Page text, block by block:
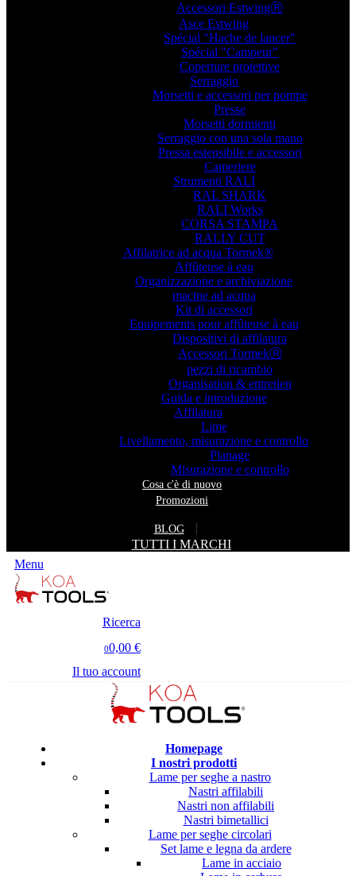
Accessori EstwingⓇ
Asce Estwing
Spécial "Hache de lancer"
Spécial "Campeur"
Coperture protettive
Serraggio
Morsetti e accessori per pompe
Presse
Morsetti dormienti
Serraggio con una sola mano
Pressa estensibile e accessori
Cameriere
Strumenti RALI
RAL SHARK
RALI Works
CORSA STAMPA
RALLY CUT
Affilatrice ad acqua Tormek®
Affûteuse à eau
Organizzazione e archiviazione
macine ad acqua
Kit di accessori
Equipements pour affûteuse à eau
Dispositivi di affilatura
Accessori TormekⓇ
pezzi di ricambio
Organisation & entretien
Guida e introduzione
Affilatura
Lime
Livellamento, misurazione e controllo
Planage
Misurazione e controllo
Cosa c'è di nuovo
Promozioni
BLOG
TUTTI I MARCHI
Menu
Ricerca
00,00 €
Il tuo account
Homepage
I nostri prodotti
Lame per seghe a nastro
Nastri affilabili
Nastri non affilabili
Nastri bimetallici
Lame per seghe circolari
Set lame e legna da ardere
Lame in acciaio